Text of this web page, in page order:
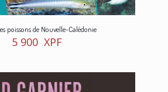
poissons de Nouvelle-Calédonie
5 900 XPF